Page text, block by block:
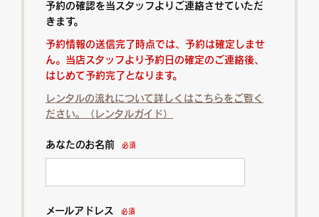
予約の確認を当スタッフよりご連絡させていただ
きます。
予約情報の送信完了時点では、予約は確定しませ
ん。当店スタッフより予約日の確定のご連絡後、
はじめて予約完了となります。
レンタルの流れについて詳しくはこちらをご覧く
ださい。（レンタルガイド）
あなたのお名前 必須
メールアドレス 必須